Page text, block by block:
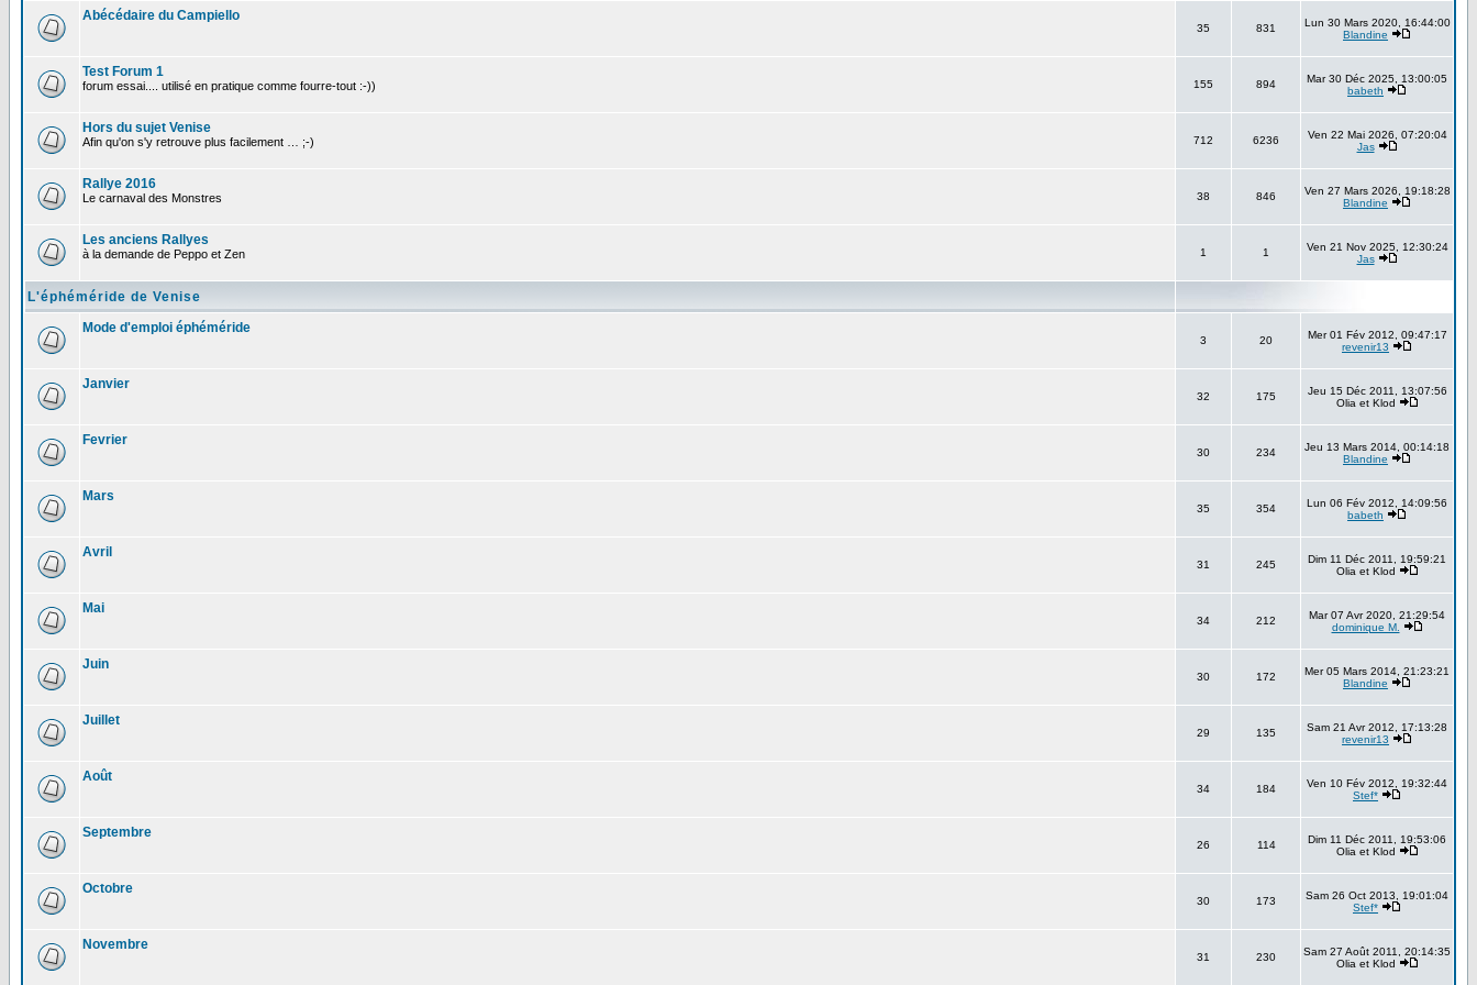
Abécédaire du Campiello
35 831
Lun 30 Mars 2020, 16:44:00
Blandine
Test Forum 1
forum essai.... utilisé en pratique comme fourre-tout :-)) 155 894
Mar 30 Déc 2025, 13:00:05
babeth
Hors du sujet Venise
Afin qu'on s'y retrouve plus facilement … ;-) 712 6236
Ven 22 Mai 2026, 07:20:04
Jas
Rallye 2016
Le carnaval des Monstres 38 846
Ven 27 Mars 2026, 19:18:28
Blandine
Les anciens Rallyes
à la demande de Peppo et Zen 1 1
Ven 21 Nov 2025, 12:30:24
Jas
L'éphéméride de Venise
Mode d'emploi éphéméride
3 20
Mer 01 Fév 2012, 09:47:17
revenir13
Janvier
32 175
Jeu 15 Déc 2011, 13:07:56
Olia et Klod
Fevrier
30 234
Jeu 13 Mars 2014, 00:14:18
Blandine
Mars
35 354
Lun 06 Fév 2012, 14:09:56
babeth
Avril
31 245
Dim 11 Déc 2011, 19:59:21
Olia et Klod
Mai
34 212
Mar 07 Avr 2020, 21:29:54
dominique M.
Juin
30 172
Mer 05 Mars 2014, 21:23:21
Blandine
Juillet
29 135
Sam 21 Avr 2012, 17:13:28
revenir13
Août
34 184
Ven 10 Fév 2012, 19:32:44
Stef*
Septembre
26 114
Dim 11 Déc 2011, 19:53:06
Olia et Klod
Octobre
30 173
Sam 26 Oct 2013, 19:01:04
Stef*
Novembre
31 230
Sam 27 Août 2011, 20:14:35
Olia et Klod